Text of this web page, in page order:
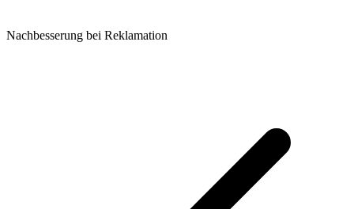
Nachbesserung bei Reklamation